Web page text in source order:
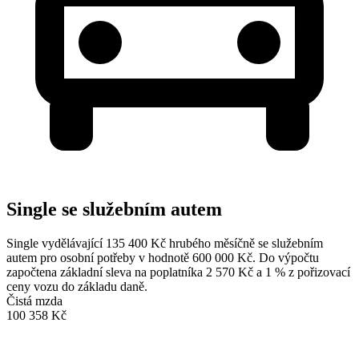
Single se služebním autem
Single vydělávající 135 400 Kč hrubého měsíčně se služebním
autem pro osobní potřeby v hodnotě 600 000 Kč. Do výpočtu
započtena základní sleva na poplatníka 2 570 Kč a 1 % z pořizovací
ceny vozu do základu daně.
Čistá mzda
100 358 Kč